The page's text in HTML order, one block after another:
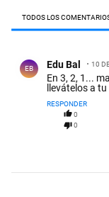
TODOS LOS
EB Edu Bal 10
En 3, 2, 1...
llevátelos a
RESPONDER
0
0